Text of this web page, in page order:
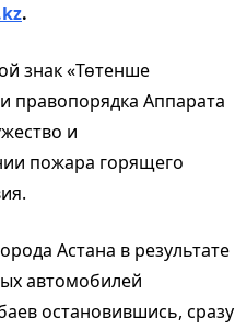
.
знак «Төтенше
правопорядка Аппарата
и
пожара горящего
Астана в результате
автомобилей
остановившись, сразу